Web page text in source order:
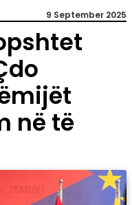
9 September 2025
në të